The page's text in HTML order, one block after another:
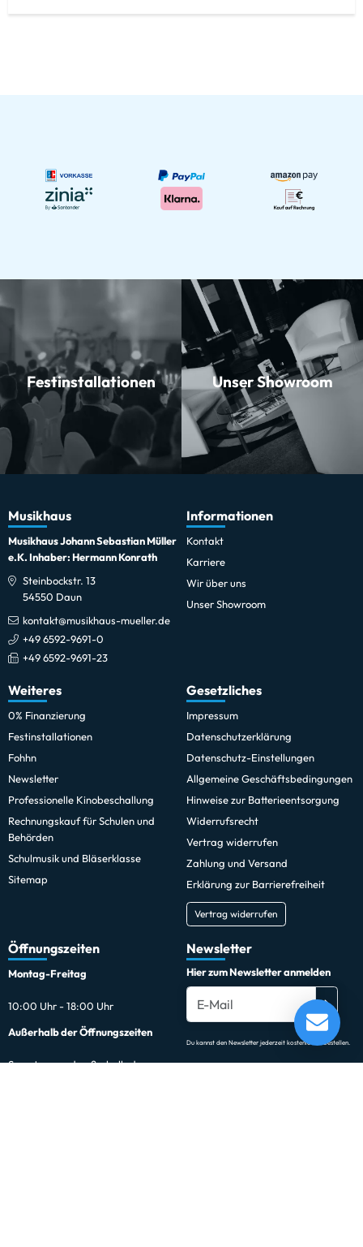
Festinstallationen Unser Showroom
Musikhaus
Musikhaus Johann Sebastian Müller
e.K. Inhaber: Hermann Konrath
Steinbockstr. 13
54550 Daun
kontakt@musikhaus-mueller.de
+49 6592-9691-0
+49 6592-9691-23
Informationen
Kontakt
Karriere
Wir über uns
Unser Showroom
Weiteres
0% Finanzierung
Festinstallationen
Fohhn
Newsletter
Professionelle Kinobeschallung
Rechnungskauf für Schulen und
Behörden
Schulmusik und Bläserklasse
Sitemap
Gesetzliches
Impressum
Datenschutzerklärung
Datenschutz-Einstellungen
Allgemeine Geschäftsbedingungen
Hinweise zur Batterieentsorgung
Widerrufsrecht
Vertrag widerrufen
Zahlung und Versand
Erklärung zur Barrierefreiheit
Vertrag widerrufen
Öffnungszeiten
Montag-Freitag
10:00 Uhr - 18:00 Uhr
Außerhalb der Öffnungszeiten
Samstags und außerhalb der
Newsletter
Hier zum Newsletter anmelden
Du kannst den Newsletter jederzeit kostenlos abbestellen.